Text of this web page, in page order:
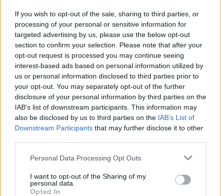
If you wish to opt-out of the sale, sharing to third parties, or
processing of your personal or sensitive information for
targeted advertising by us, please use the below opt-out
section to confirm your selection. Please note that after your
opt-out request is processed you may continue seeing
interest-based ads based on personal information utilized by
us or personal information disclosed to third parties prior to
your opt-out. You may separately opt-out of the further
disclosure of your personal information by third parties on the
IAB’s list of downstream participants. This information may
also be disclosed by us to third parties on the IAB’s List of
Downstream Participants that may further disclose it to other
Personal Data Processing Opt Outs
I want to opt-out of the Sharing of my
personal data.
Opted In